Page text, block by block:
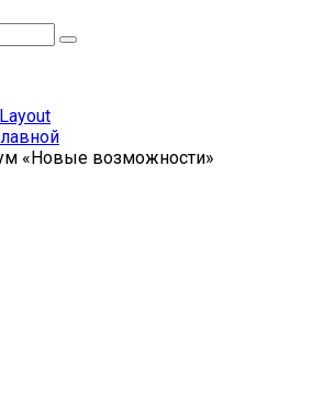
«Новые возможности»